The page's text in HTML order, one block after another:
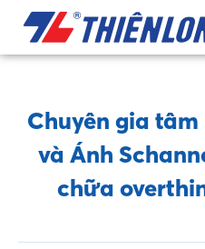
Chuyên gia tâm
và Ánh
chữa